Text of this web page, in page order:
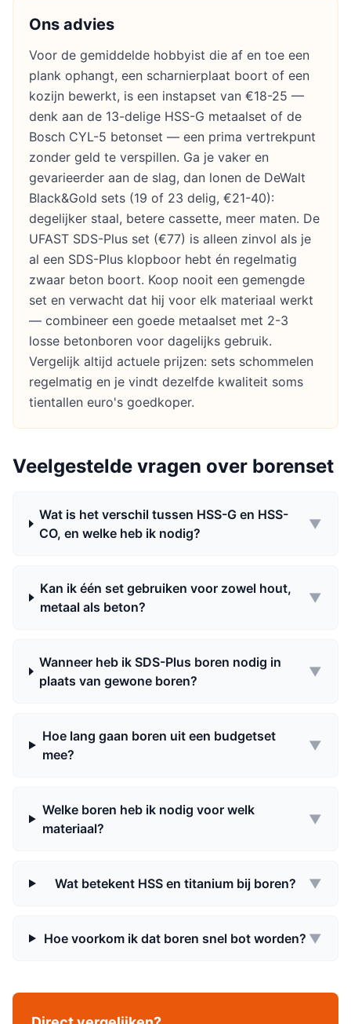
Ons advies
Voor de gemiddelde hobbyist die af en toe een
plank ophangt, een scharnierplaat boort of een
kozijn bewerkt, is een instapset van €18-25 —
denk aan de 13-delige HSS-G metaalset of de
Bosch CYL-5 betonset — een prima vertrekpunt
zonder geld te verspillen. Ga je vaker en
gevarieerder aan de slag, dan lonen de DeWalt
Black&Gold sets (19 of 23 delig, €21-40):
degelijker staal, betere cassette, meer maten. De
UFAST SDS-Plus set (€77) is alleen zinvol als je
al een SDS-Plus klopboor hebt én regelmatig
zwaar beton boort. Koop nooit een gemengde
set en verwacht dat hij voor elk materiaal werkt
— combineer een goede metaalset met 2-3
losse betonboren voor dagelijks gebruik.
Vergelijk altijd actuele prijzen: sets schommelen
regelmatig en je vindt dezelfde kwaliteit soms
tientallen euro's goedkoper.
Veelgestelde vragen over borenset
Wat is het verschil tussen HSS-G en HSS-
CO, en welke heb ik nodig?
▼
Kan ik één set gebruiken voor zowel hout,
metaal als beton?
▼
Wanneer heb ik SDS-Plus boren nodig in
plaats van gewone boren?
▼
Hoe lang gaan boren uit een budgetset
mee?
▼
Welke boren heb ik nodig voor welk
materiaal?
▼
Wat betekent HSS en titanium bij boren? ▼
Hoe voorkom ik dat boren snel bot worden? ▼